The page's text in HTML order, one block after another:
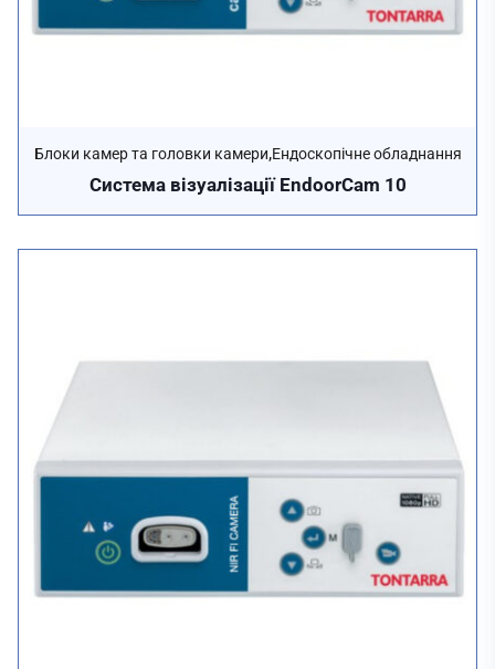
Блоки камер та головки камери,Ендоскопічне обладнання
Система візуалізації EndoorCam 10